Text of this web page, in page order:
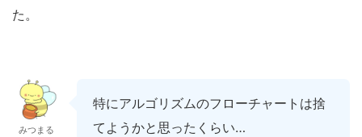
た。
みつまる
特にアルゴリズムのフローチャートは捨
てようかと思ったくらい…